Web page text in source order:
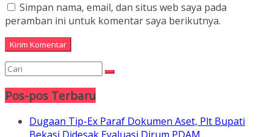
Simpan nama, email, dan situs web saya pada
peramban ini untuk komentar saya berikutnya.
Pos-pos Terbaru
Dugaan Tip-Ex Paraf Dokumen Aset, Plt Bupati